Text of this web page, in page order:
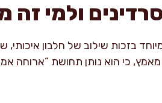
ולמי זה
בזכות שילוב של חלבון איכותי,
כי הוא נותן תחושת “ארוחה